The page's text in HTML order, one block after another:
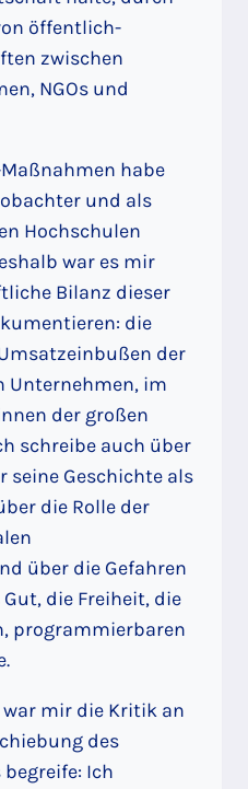
öffentlich-
zwischen
NGOs und
habe
und als
Hochschulen
war es mir
Bilanz dieser
die
der
Unternehmen, im
der großen
schreibe auch über
seine Geschichte als
die Rolle der
über die Gefahren
die Freiheit, die
programmierbaren
war mir die Kritik an
des
Ich